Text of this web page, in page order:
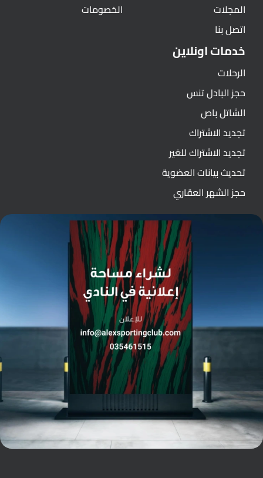
المجلات
اتصل بنا
الخصومات
خدمات اونلاين
الرحلات
حجز البادل تنس
الشاتل باص
تجديد الاشتراك
تجديد الاشتراك للغير
تحديث بيانات العضوية
حجز الشهر العقاري